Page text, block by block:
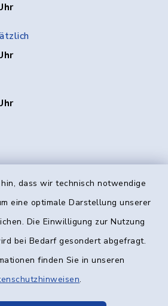
dass wir technisch notwendige
eine optimale Darstellung unserer
Die Einwilligung zur Nutzung
bei Bedarf gesondert abgefragt.
finden Sie in unseren
.
Kontakt
Datenschutz